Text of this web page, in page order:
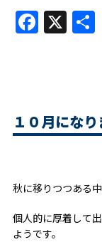
X 共
有
１０月になり
秋に移りつつある
個人的に厚着して
ようです。